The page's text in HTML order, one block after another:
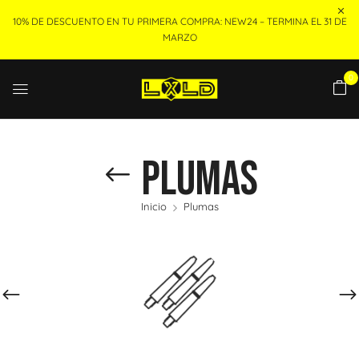
10% DE DESCUENTO EN TU PRIMERA COMPRA: NEW24 – TERMINA EL 31 DE
MARZO
0
Plumas
Inicio Plumas